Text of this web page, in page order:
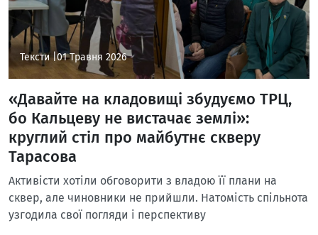
Тексти |01 Травня 2026
«Давайте на кладовищі збудуємо ТРЦ,
бо Кальцеву не вистачає землі»:
круглий стіл про майбутнє скверу
Тарасова
Активісти хотіли обговорити з владою її плани на
сквер, але чиновники не прийшли. Натомість спільнота
узгодила свої погляди і перспективу